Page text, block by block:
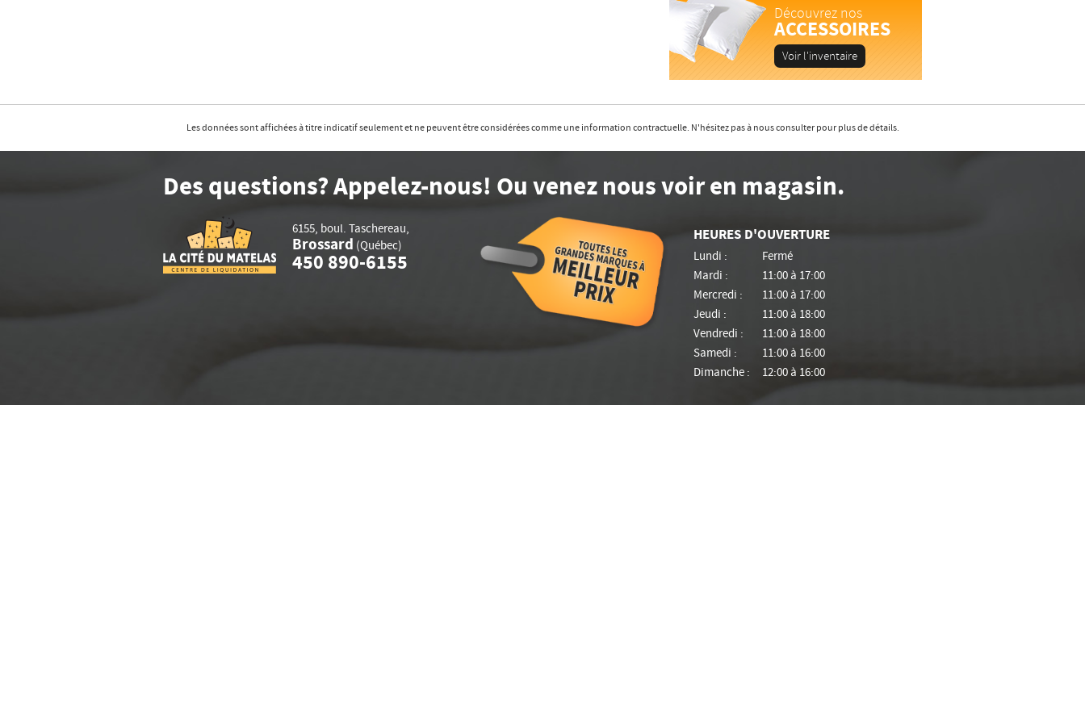
Découvrez nos
ACCESSOIRES
Voir l'inventaire
Les données sont affichées à titre indicatif seulement et ne peuvent être considérées comme une information contractuelle. N'hésitez pas à nous consulter pour plus de détails.
Des questions? Appelez-nous! Ou venez nous voir en magasin.
6155, boul. Taschereau,
Brossard (Québec)
450 890-6155
HEURES D'OUVERTURE
Lundi :
Fermé
Mardi :
11:00 à 17:00
Mercredi :
11:00 à 17:00
Jeudi :
11:00 à 18:00
Vendredi :
11:00 à 18:00
Samedi :
11:00 à 16:00
Dimanche :
12:00 à 16:00